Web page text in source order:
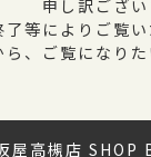
申し訳ござい
等によりご覧
ら、ご覧になり
屋高槻店 SHOP